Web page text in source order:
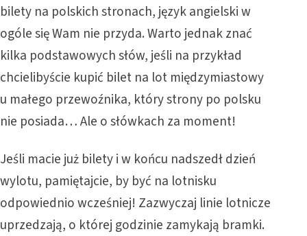
bilety na polskich stronach, język angielski w
ogóle się Wam nie przyda. Warto jednak znać
kilka podstawowych słów, jeśli na przykład
chcielibyście kupić bilet na lot międzymiastowy
u małego przewoźnika, który strony po polsku
nie posiada… Ale o słówkach za moment!
Jeśli macie już bilety i w końcu nadszedł dzień
wylotu, pamiętajcie, by być na lotnisku
odpowiednio wcześniej! Zazwyczaj linie lotnicze
uprzedzają, o której godzinie zamykają bramki.